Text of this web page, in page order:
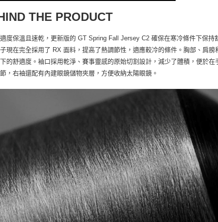
THE PRODUCT
度保溫且速乾，更新版的 GT Spring Fall Jersey C2 確保在寒冷條件下保
現在完全採用了 RX 面料，提高了熱調節性，適應較冷的條件。胸部、肩
的舒適度。袖口採用乾淨、賽事靈感的原始切割設計，減少了體積，便於
，右袖還配有內建眼鏡儲物夾層，方便收納太陽眼鏡。